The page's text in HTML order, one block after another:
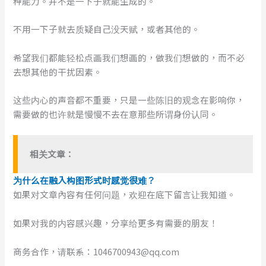
不用一下子就去质疑自己没天赋，或者其他的。
希望我们都能轻松点画我们想画的，做我们想做的，而不必
去想其他的干扰因素。
这些内心的声音都不重要，只是一些陈旧的观念在影响你，
需要做的也许就是慢慢不去在意那些所谓身份认同。
相关文章：
为什么在融入构图形式时感觉很难？
如果对文章內容有任何问题，欢迎在底下留言让我知道。
如果对我的内容感兴趣，分享给更多有需要的朋友！
商务合作，请联系：1046700943@qq.com